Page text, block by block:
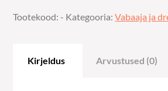
Tootekood:- Kategooria:Vabaaja ja
Kirjeldus Arvustused (0)